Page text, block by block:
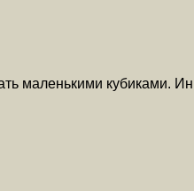
маленькими кубиками.